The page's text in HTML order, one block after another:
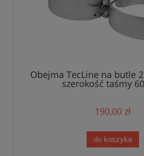
Obejma TecLine na butle
szerokość taśmy
190,00 zł
do koszyka